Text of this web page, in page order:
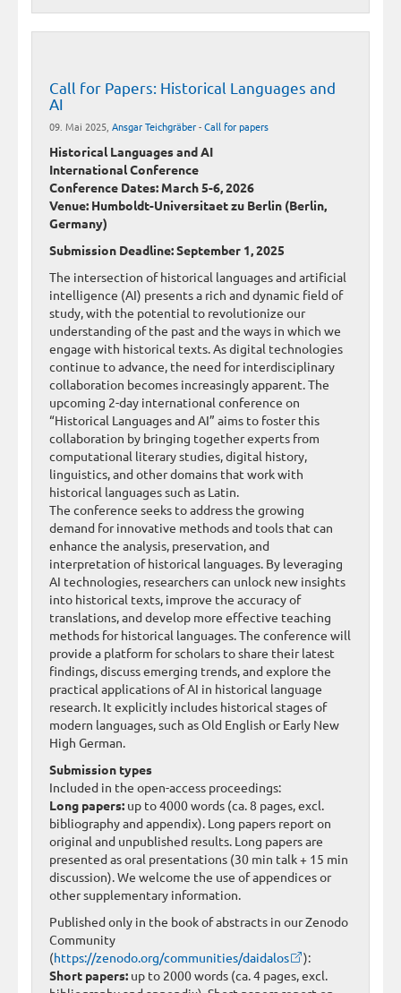
Call for Papers: Historical Languages and
AI
09. Mai 2025, Ansgar Teichgräber-Call for papers
Historical Languages and AI
International Conference
Conference Dates: March 5-6, 2026
Venue: Humboldt-Universitaet zu Berlin (Berlin,
Germany)
Submission Deadline: September 1, 2025
The intersection of historical languages and artificial
intelligence (AI) presents a rich and dynamic field of
study, with the potential to revolutionize our
understanding of the past and the ways in which we
engage with historical texts. As digital technologies
continue to advance, the need for interdisciplinary
collaboration becomes increasingly apparent. The
upcoming 2-day international conference on
“Historical Languages and AI” aims to foster this
collaboration by bringing together experts from
computational literary studies, digital history,
linguistics, and other domains that work with
historical languages such as Latin.
The conference seeks to address the growing
demand for innovative methods and tools that can
enhance the analysis, preservation, and
interpretation of historical languages. By leveraging
AI technologies, researchers can unlock new insights
into historical texts, improve the accuracy of
translations, and develop more effective teaching
methods for historical languages. The conference will
provide a platform for scholars to share their latest
findings, discuss emerging trends, and explore the
practical applications of AI in historical language
research. It explicitly includes historical stages of
modern languages, such as Old English or Early New
High German.
Submission types
Included in the open-access proceedings:
Long papers: up to 4000 words (ca. 8 pages, excl.
bibliography and appendix). Long papers report on
original and unpublished results. Long papers are
presented as oral presentations (30 min talk + 15 min
discussion). We welcome the use of appendices or
other supplementary information.
Published only in the book of abstracts in our Zenodo
Community
(https://zenodo.org/communities/daidalos
):
Short papers: up to 2000 words (ca. 4 pages, excl.